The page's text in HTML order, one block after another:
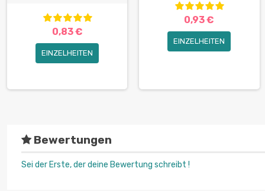
0,83 €
EINZELHEITEN
0,93 €
EINZELHEITEN
Bewertungen
Sei der Erste, der deine Bewertung schreibt !